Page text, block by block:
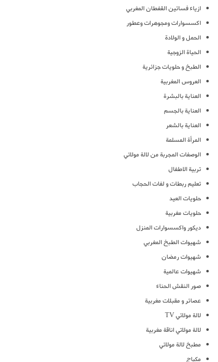
ازياء فساتين القفطان المغربي
اكسسوارات ومجوهرات وعطور
الحمل و الولادة
الحياة الزوجية
الطبخ و حلويات جزائرية
العروس المغربية
العناية بالبشرة
العناية بالجسم
العناية بالشعر
المرأة المسلمة
الوصفات المجربة من لالة مولاتي
تربية الاطفال
تعليم ربطات و لفات الحجاب
حلويات العيد
حلويات مغربية
ديكور واكسسوارات المنزل
شهيوات الطبخ المغربي
شهيوات رمضان
شهيوات عالمية
صور النقش الحناء
عصائر و مقبلات مغربية
لالة مولاتي TV
لالة مولاتي اناقة مغربية
مطبخ لالة مولاتي
مكياج